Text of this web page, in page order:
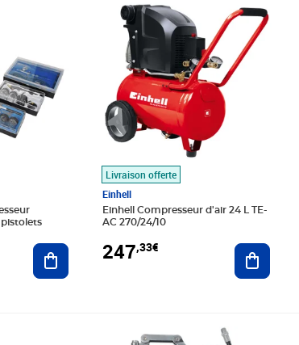
Ajouter au panier
Livraison offerte
Einhell
Einhell Compresseur d'air 24 L TE-
AC 270/24/10
247,33€
Prix 247,33€
Ajouter
Prix barré 30,99€
Prix 28,47€